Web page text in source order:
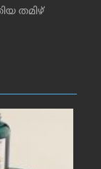
തമിഴ്